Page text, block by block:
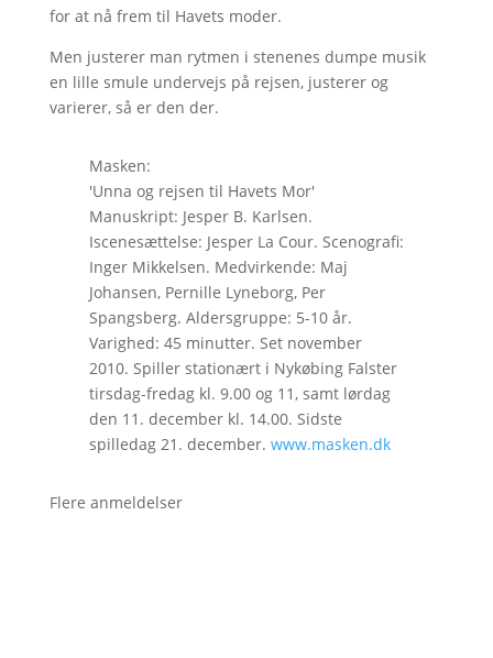
for at nå frem til Havets moder.
Men justerer man rytmen i stenenes dumpe musik
en lille smule undervejs på rejsen, justerer og
varierer, så er den der.
Masken:
'Unna og rejsen til Havets Mor'
Manuskript: Jesper B. Karlsen.
Iscenesættelse: Jesper La Cour. Scenografi:
Inger Mikkelsen. Medvirkende: Maj
Johansen, Pernille Lyneborg, Per
Spangsberg. Aldersgruppe: 5-10 år.
Varighed: 45 minutter. Set november
2010. Spiller stationært i Nykøbing Falster
tirsdag-fredag kl. 9.00 og 11, samt lørdag
den 11. december kl. 14.00. Sidste
spilledag 21. december. www.masken.dk
Flere anmeldelser